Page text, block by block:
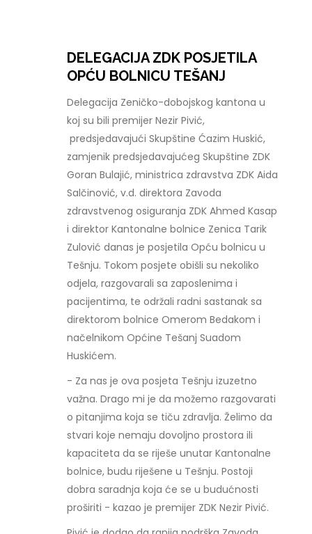
DELEGACIJA ZDK POSJETILA
OPĆU BOLNICU TEŠANJ
Delegacija Zeničko-dobojskog kantona u
koj su bili premijer Nezir Pivić,
predsjedavajući Skupštine Ćazim Huskić,
zamjenik predsjedavajućeg Skupštine ZDK
Goran Bulajić, ministrica zdravstva ZDK Aida
Salčinović, v.d. direktora Zavoda
zdravstvenog osiguranja ZDK Ahmed Kasap
i direktor Kantonalne bolnice Zenica Tarik
Zulović danas je posjetila Opću bolnicu u
Tešnju. Tokom posjete obišli su nekoliko
odjela, razgovarali sa zaposlenima i
pacijentima, te održali radni sastanak sa
direktorom bolnice Omerom Bedakom i
načelnikom Općine Tešanj Suadom
Huskićem.
- Za nas je ova posjeta Tešnju izuzetno
važna. Drago mi je da možemo razgovarati
o pitanjima koja se tiču zdravlja. Želimo da
stvari koje nemaju dovoljno prostora ili
kapaciteta da se riješe unutar Kantonalne
bolnice, budu riješene u Tešnju. Postoji
dobra saradnja koja će se u budućnosti
proširiti - kazao je premijer ZDK Nezir Pivić.